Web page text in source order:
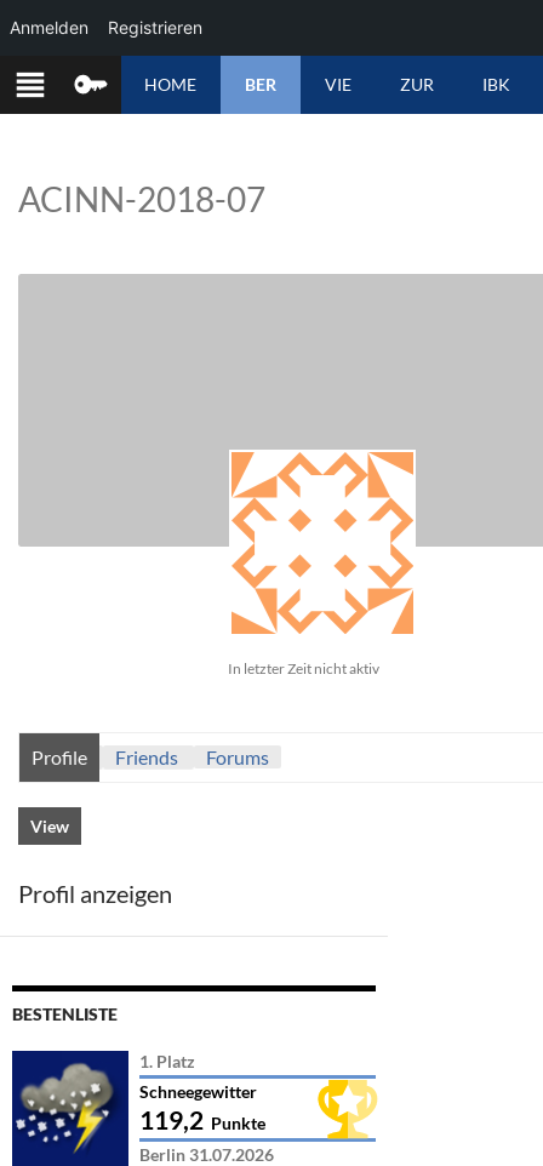
ZUM
INHALT
HOME BER VIE ZUR IBK
ACINN-2018-07
In letzter Zeit nicht aktiv
Profile Friends Forums
View
Profil anzeigen
BESTENLISTE
1. Platz
Schneegewitter
119,2 Punkte
Berlin 31.07.2026
Anmelden Registrieren